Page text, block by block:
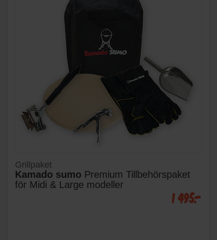
Grillpaket
Kamado sumo Premium Tillbehörspaket
för Midi & Large modeller
1 495:-